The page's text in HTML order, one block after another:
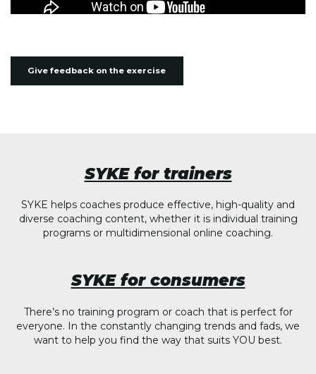
Give feedback on the exercise
SYKE for trainers
SYKE helps coaches produce effective, high-quality and
diverse coaching content, whether it is individual training
programs or multidimensional online coaching.
SYKE for consumers
There’s no training program or coach that is perfect for
everyone. In the constantly changing trends and fads, we
want to help you find the way that suits YOU best.